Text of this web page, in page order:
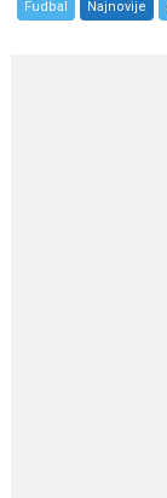
Fudbal Najnovije